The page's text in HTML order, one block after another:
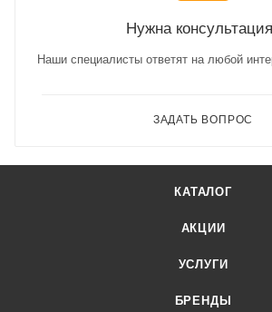
Нужна
Наши специалисты ответят на любой
ЗАДАТЬ ВОПРОС
КАТАЛОГ
АКЦИИ
УСЛУГИ
БРЕНДЫ